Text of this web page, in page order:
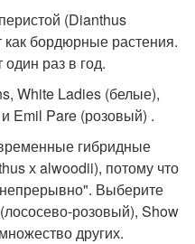
(Dianthus
бордюрные растения.
раз в год.
White Ladies (белые),
Emil Pare (розовый) .
гибридные
х alwoodii), потому что
Выберите
розовый), Show
других.